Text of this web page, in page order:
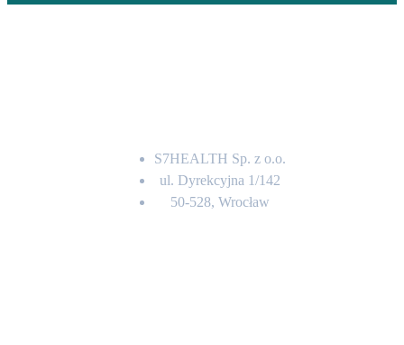
S7HEALTH Sp. z o.o.
ul. Dyrekcyjna 1/142
50-528, Wrocław